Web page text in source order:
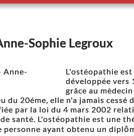
Sophie Legroux
L'ostéopathie
développée vers
grâce au
du 20éme, elle n'a jamais cessé
par la loi du 4 mars 2002
santé. L'ostéopathie est une
personne ayant obtenu un